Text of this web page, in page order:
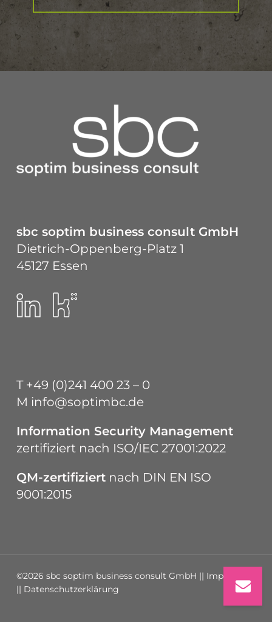
sbc soptim business consult GmbH
Dietrich-Oppenberg-Platz 1
45127 Essen
T +49 (0)241 400 23 – 0
M info@soptimbc.de
Information Security Management
zertifiziert nach ISO/IEC 27001:2022
QM-zertifiziertnach DIN EN ISO
9001:2015
©2026 sbc soptim business consult GmbH || Impressum
|| Datenschutzerklärung